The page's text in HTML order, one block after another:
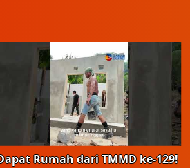
Rumah dari TMMD ke-129!